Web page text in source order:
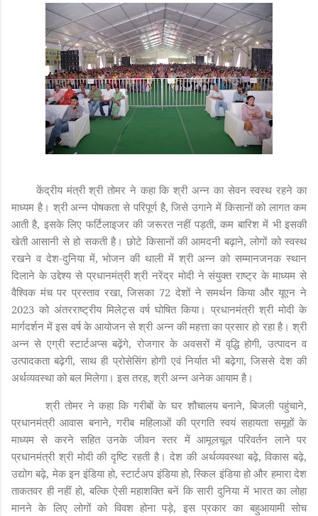
केंद्रीय मंत्री श्री तोमर ने कहा कि श्री अन्न का सेवन स्वस्थ रहने का
माध्यम है। श्री अन्न पोषकता से परिपूर्ण है, जिसे उगाने में किसानों को लागत कम
आती है, इसके लिए फर्टिलाइजर की जरूरत नहीं पड़ती, कम बारिश में भी इसकी
खेती आसानी से हो सकती है। छोटे किसानों की आमदनी बढ़ाने, लोगों को स्वस्थ
रखने व देश-दुनिया में, भोजन की थाली में श्री अन्न को सम्मानजनक स्थान
दिलाने के उद्देश्य से प्रधानमंत्री श्री नरेंद्र मोदी ने संयुक्त राष्ट्र के माध्यम से
वैश्विक मंच पर प्रस्ताव रखा, जिसका 72 देशों ने समर्थन किया और यूएन ने
2023 को अंतरराष्ट्रीय मिलेट्स वर्ष घोषित किया। प्रधानमंत्री श्री मोदी के
मार्गदर्शन में इस वर्ष के आयोजन से श्री अन्न की महत्ता का प्रसार हो रहा है। श्री
अन्न से एग्री स्टार्टअप्स बढ़ेंगे, रोजगार के अवसरों में वृद्धि होगी, उत्पादन व
उत्पादकता बढ़ेगी, साथ ही प्रोसेसिंग होगी एवं निर्यात भी बढ़ेगा, जिससे देश की
अर्थव्यवस्था को बल मिलेगा। इस तरह, श्री अन्न अनेक आयाम है।
श्री तोमर ने कहा कि गरीबों के घर शौचालय बनाने, बिजली पहुंचाने,
प्रधानमंत्री आवास बनाने, गरीब महिलाओं की प्रगति स्वयं सहायता समूहों के
माध्यम से करने सहित उनके जीवन स्तर में आमूलचूल परिवर्तन लाने पर
प्रधानमंत्री श्री मोदी की दृष्टि रहती है। देश की अर्थव्यवस्था बढ़े, विकास बढ़े,
उद्योग बढ़े, मेक इन इंडिया हो, स्टार्टअप इंडिया हो, स्किल इंडिया हो और हमारा देश
ताकतवर ही नहीं हो, बल्कि ऐसी महाशक्ति बनें कि सारी दुनिया में भारत का लोहा
मानने के लिए लोगों को विवश होना पड़े, इस प्रकार का बहुआयामी सोच